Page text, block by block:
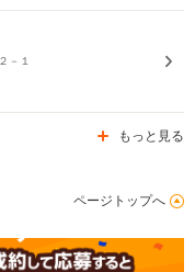
－１
もっと見る
ページトップへ